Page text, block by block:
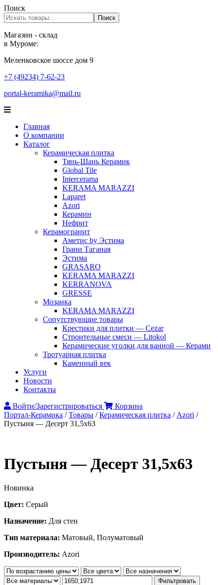
Поиск
Поиск
Магазин - склад
в Муроме:
Меленковское шоссе дом 9
+7 (49234) 7-62-23
portal-keramika@mail.ru
Главная
О компании
Каталог
Керамическая плитка
Тянь-Шань Керамик
Global Tile
Intercerama
KERAMA MARAZZI
Laparet
Аzori
Керамин
Нефрит
Керамогранит
Аметис by Эстима
Грани Таганая
Эстима
GRASARO
KERAMA MARAZZI
KERRANOVA
GRESSE
Мозаика
KERAMA MARAZZI
Сопутствующие товары
Крестики для плитки — Cezar
Строительные смеси — Litokol
Керамические уголки для ванной — Керами
Тротуарная плитка
Каменный век
Услуги
Новости
Контакты
Войти/Зарегистрироваться
Корзина
Портал-Керамика /Товары /Керамическая плитка / Аzori /
Пустыня — Десерт 31,5х63
Пустыня — Десерт 31,5х63
Новинка
Цвет: Серый
Назначение: Для стен
Тип материала: Матовый, Полуматовый
Производитель: Azori
Фильтровать